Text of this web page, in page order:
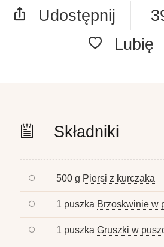
Udostępnij
Lubię
Składniki
500 g Piersi z kurczaka
1 puszka Brzoskwinie w
1 puszka Gruszki w